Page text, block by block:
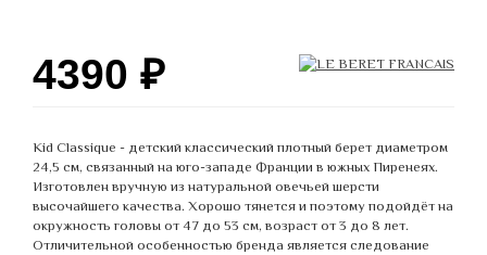
4390 ₽
Kid Classique - детский классический плотный берет диаметром
24,5 см, связанный на юго-западе Франции в южных Пиренеях.
Изготовлен вручную из натуральной овечьей шерсти
высочайшего качества. Хорошо тянется и поэтому подойдёт на
окружность головы от 47 до 53 см, возраст от 3 до 8 лет.
Отличительной особенностью бренда является следование